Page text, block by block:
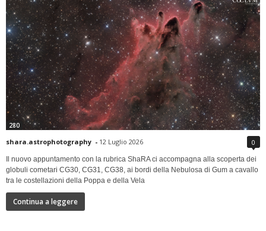
280
shara.astrophotography - 12 Luglio 2026 0
Il nuovo appuntamento con la rubrica ShaRA ci accompagna alla scoperta dei
globuli cometari CG30, CG31, CG38, ai bordi della Nebulosa di Gum a cavallo
tra le costellazioni della Poppa e della Vela
Continua a leggere